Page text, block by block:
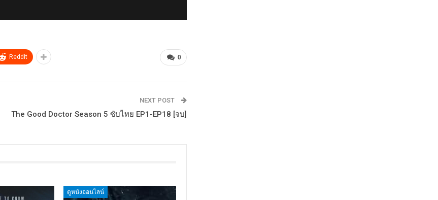
0
ReddIt
NEXT POST
The Good Doctor Season 5 ซับไทย EP1-EP18 [จบ]
ดูหนังออนไลน์